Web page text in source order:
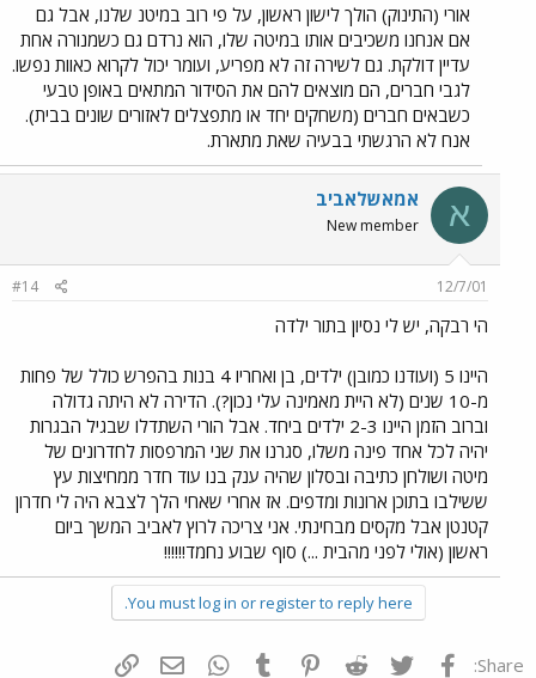
אורי (התינוק) הולך לישון ראשון, על פי רוב במיטנ שלנו, אבל גם
אם אנחנו משכיבים אותו במיטה שלו, הוא נרדם גם כשמנורה אחת
עדיין דולקת. גם לשירה זה לא מפריע, ועומר יכול לקרוא כאוות נפשו.
לגבי חברים, הם מוצאים להם את הסידור המתאים באופן טבעי
כשבאים חברים (משחקים יחד או מתפצלים לאזורים שונים בבית).
אנח לא הרגשתי בבעיה שאת מתארת.
א אמאשלאביב
New member
12/7/01
#14
הי רבקה, יש לי נסיון בתור ילדה
היינו 5 (ועודנו כמובן) ילדים, בן ואחריו 4 בנות בהפרש כולל של פחות
מ-10 שנים (לא היית מאמינה עלי נכון?). הדירה לא היתה גדולה
וברוב הזמן היינו 2-3 ילדים ביחד. אבל הורי השתדלו שבגיל הבגרות
יהיה לכל אחד פינה משלו, סגרנו את שני המרפסות לחדרונים של
מיטה ושולחן כתיבה ובסלון שהיה ענק בנו עוד חדר ממחיצות עץ
ששילבו בתוכן ארונות ומדפים. אז אחרי שאחי הלך לצבא היה לי חדרון
קטנטן אבל מקסים מבחינתי. אני צריכה לרוץ לאביב המשך ביום
ראשון (אולי לפני מהבית ...) סוף שבוע נחמד!!!!!!
You must log in or register to reply here.
Share: פייסבוק Twitter
Reddit
Pinterest
Tumblr
WhatsAppדואר אלקטרוני